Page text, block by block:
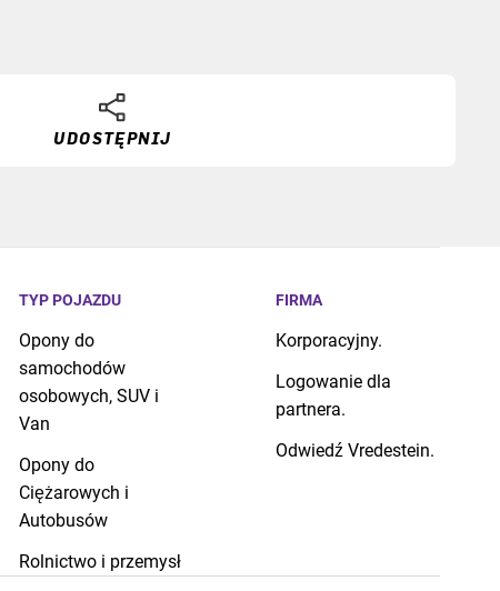
UDOSTĘPNIJ
TYP POJAZDU
Opony do
samochodów
osobowych, SUV i
Van
Opony do
Ciężarowych i
Autobusów
Rolnictwo i przemysł
FIRMA
Korporacyjny.
Logowanie dla
partnera.
Odwiedź Vredestein.